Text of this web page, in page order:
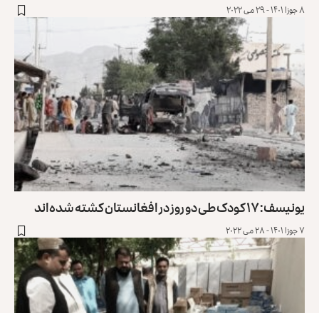
۸ جوزا ۱۴۰۱ - ۲۹ می ۲۰۲۲
یونیسف: ۱۷ کودک طی دو روز در افغانستان کشته شده‌اند
۷ جوزا ۱۴۰۱ - ۲۸ می ۲۰۲۲